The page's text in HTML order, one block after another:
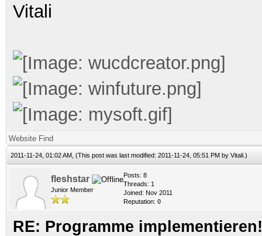
Vitali
Website Find
2011-11-24, 01:02 AM, (This post was last modified: 2011-11-24, 05:51 PM by Vitali .)
fleshstar
Junior Member
Posts: 8
Threads: 1
Joined: Nov 2011
Reputation: 0
RE: Programme